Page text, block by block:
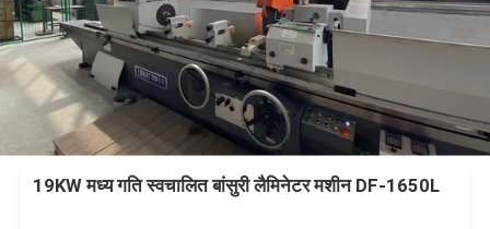
19KW मध्य गति स्वचालित बांसुरी लैमिनेटर मशीन DF-1650L